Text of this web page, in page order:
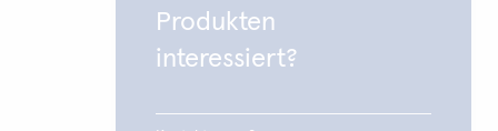
Produkten
interessiert?